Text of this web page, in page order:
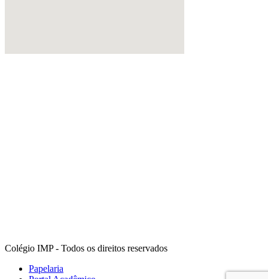
Colégio IMP - Todos os direitos reservados
Papelaria